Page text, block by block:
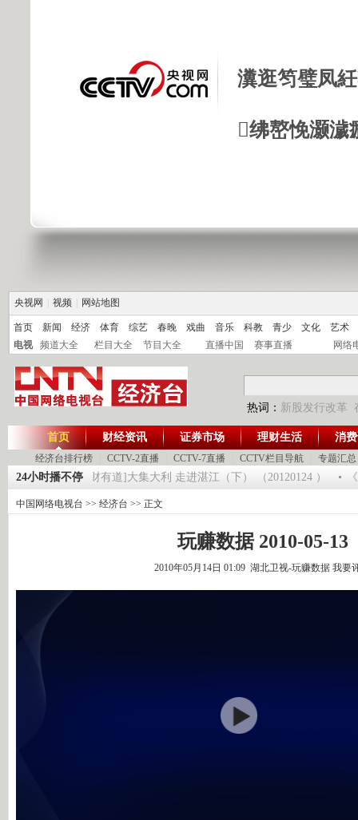
瀵逛笉璧凤
绋嶅悗灏
央视网 视频 网站地图
首页 新闻 经济 体育 综艺 春晚 戏曲 音乐 科教 青少 文化
艺术
电视
频道大全 栏目大全 节目大全 直播中国 赛事直播 网络
热词： 新股发行改革
首页
经济台排行榜 CCTV-2直播 CCTV-7直播 CCTV栏目导航 专题汇总
财经资讯 证券市场 理财生活 消
24小时播不停[生财有道]大集大利 走进湛江（下） （20120124 ） 《
中国网络电视台 >> 经济台 >> 正文
玩赚数据 2010-05-13
2010年05月14日 01:09 湖北卫视-玩赚数据 我要